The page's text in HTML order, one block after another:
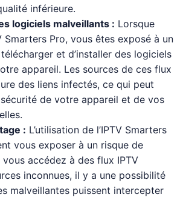
inférieure.
logiciels malveillants : Lorsque
Smarters Pro, vous êtes exposé à un
et d’installer des logiciels
appareil. Les sources de ces flux
des liens infectés, ce qui peut
de votre appareil et de vos
: L’utilisation de l’IPTV Smarters
vous exposer à un risque de
accédez à des flux IPTV
inconnues, il y a une possibilité
malveillantes puissent intercepter